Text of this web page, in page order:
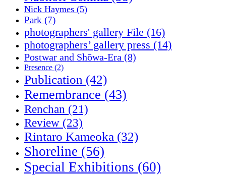
Nick Haymes (5)
Park (7)
photographers' gallery File (16)
photographers’ gallery press (14)
Postwar and Shōwa-Era (8)
Presence (2)
Publication (42)
Remembrance (43)
Renchan (21)
Review (23)
Rintaro Kameoka (32)
Shoreline (56)
Special Exhibitions (60)